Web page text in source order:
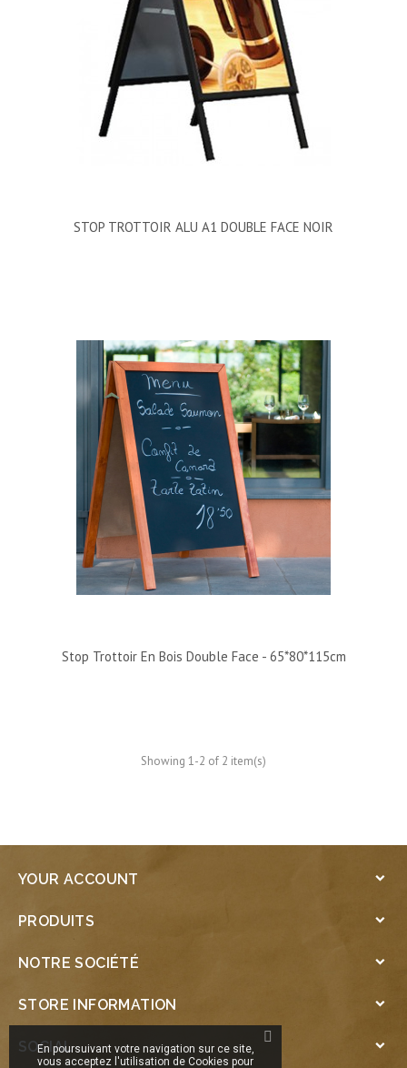
STOP TROTTOIR ALU A1 DOUBLE FACE NOIR
Stop Trottoir En Bois Double Face - 65*80*115cm
Showing 1-2 of 2 item(s)
YOUR ACCOUNT 
PRODUITS 
NOTRE SOCIÉTÉ 
STORE INFORMATION 
SOCIAL 
En poursuivant votre navigation sur ce site,
vous acceptez l'utilisation de Cookies pour